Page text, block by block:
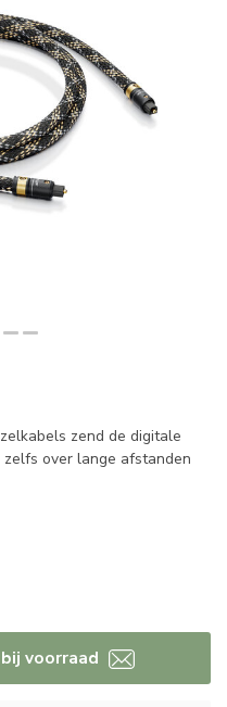
zend de digitale
over lange afstanden
voorraad